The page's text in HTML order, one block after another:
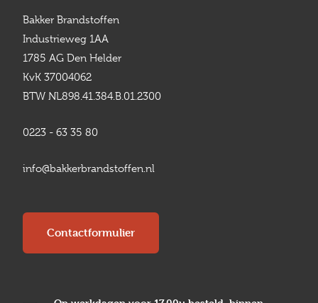
Bakker Brandstoffen
Industrieweg 1AA
1785 AG Den Helder
KvK 37004062
BTW NL898.41.384.B.01.2300
0223 - 63 35 80
info@bakkerbrandstoffen.nl
Contactformulier